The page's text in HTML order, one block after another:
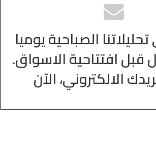
الصباحية يوميا
قبل افتتاحية الاسواق.
الالكتروني، الآن